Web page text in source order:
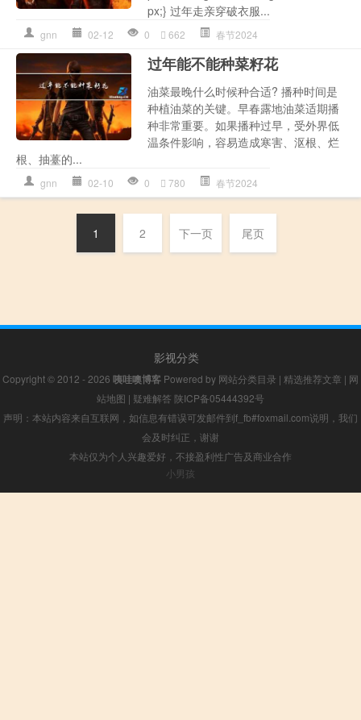
px;} 过年走亲穿破衣服...
gnn 02-12 0 662 春节2024
过年能不能种菜籽花
油菜最晚什么时候种合适? 播种时间是
种植油菜的关键。早春露地油菜适期播
种非常重要。如果播种过早，受外界低
温条件影响，容易造成寒害、沤根、烂
根、抽薹的...
gnn 02-10 0 780 春节2024
1 2 下一页 尾页
影视分类
Copyright © 2012 - 2026 咦哇噢博客 Powered by 网站分类目录 | 精选推荐文章 | 网
站地图 | 疑难解答 陕ICP备05444392号
声明：本站内容来自互联网，如信息有错误可发邮件到f_fb#foxmail.com说明，我们
会及时纠正，谢谢
本站仅为个人兴趣爱好，不接盈利性广告及商业合作
小男孩